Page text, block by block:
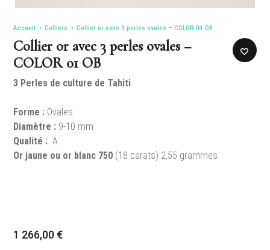
Accueil Colliers Collier or avec 3 perles ovales – COLOR 01 OB
Collier or avec 3 perles ovales –
COLOR 01 OB
3 Perles de culture de Tahiti
Forme : Ovales
Diamètre : 9-10 mm
Qualité : A
Or jaune ou or blanc 750 (18 carats) 2,55 grammes
1 266,00 €